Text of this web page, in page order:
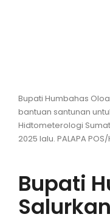
Bupati Humbahas
bantuan santunan
Hidtometerologi
2025 lalu. PALAPA
Bupati